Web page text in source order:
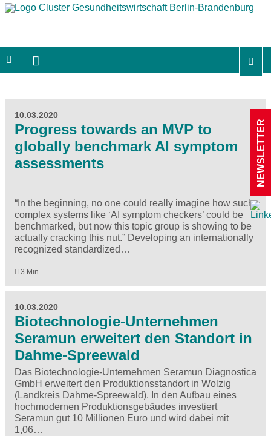
10.03.2020
Progress towards an MVP to
globally benchmark AI symptom
assessments
“In the beginning, no one could really imagine how such
complex systems like ‘AI symptom checkers’ could be
benchmarked, but now this topic group is showing to be
actually cracking this nut.” Developing an internationally
recognized standardized…
3 Min
10.03.2020
Biotechnologie-Unternehmen
Seramun erweitert den Standort in
Dahme-Spreewald
Das Biotechnologie-Unternehmen Seramun Diagnostica
GmbH erweitert den Produktionsstandort in Wolzig
(Landkreis Dahme-Spreewald). In den Aufbau eines
hochmodernen Produktionsgebäudes investiert
Seramun gut 10 Millionen Euro und wird dabei mit
1,06…
NEWSLETTER